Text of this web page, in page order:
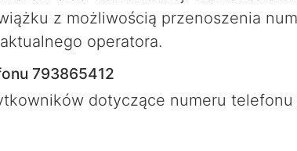
z możliwością przenoszenia
operatora.
793865412
dotyczące numeru telefonu